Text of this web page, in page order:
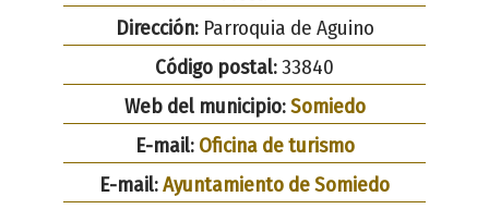
Dirección:Parroquia de Aguino
Código postal:33840
Web del municipio:Somiedo
E-mail: Oficina de turismo
E-mail:Ayuntamiento de Somiedo